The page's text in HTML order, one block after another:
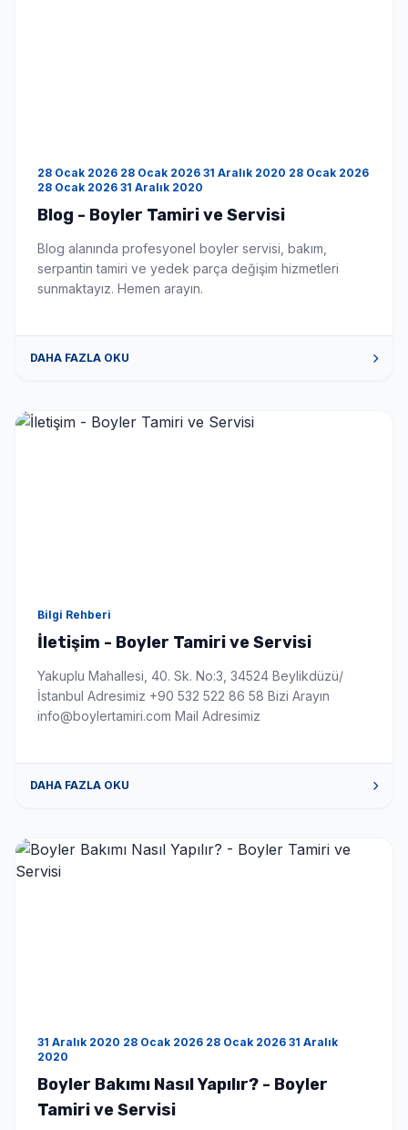
28 Ocak 2026 28 Ocak 2026 31 Aralık 2020 28 Ocak 2026
28 Ocak 2026 31 Aralık 2020
Blog - Boyler Tamiri ve Servisi
Blog alanında profesyonel boyler servisi, bakım,
serpantin tamiri ve yedek parça değişim hizmetleri
sunmaktayız. Hemen arayın.
DAHA FAZLA OKU
Bilgi Rehberi
İletişim - Boyler Tamiri ve Servisi
Yakuplu Mahallesi, 40. Sk. No:3, 34524 Beylikdüzü/
İstanbul Adresimiz +90 532 522 86 58 Bizi Arayın
info@boylertamiri.com Mail Adresimiz
DAHA FAZLA OKU
31 Aralık 2020 28 Ocak 2026 28 Ocak 2026 31 Aralık
2020
Boyler Bakımı Nasıl Yapılır? - Boyler
Tamiri ve Servisi